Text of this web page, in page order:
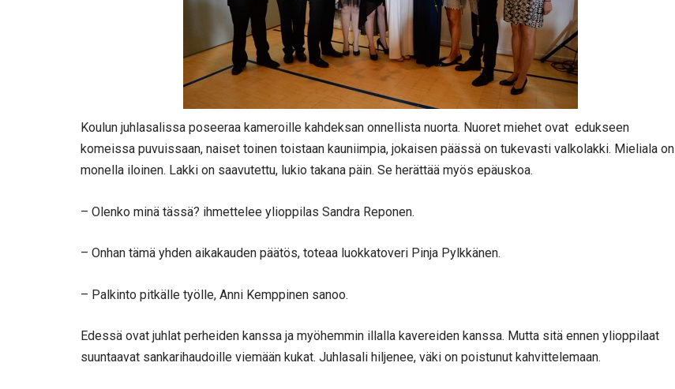
Koulun juhlasalissa poseeraa kameroille kahdeksan onnellista nuorta. Nuoret miehet ovat edukseen
komeissa puvuissaan, naiset toinen toistaan kauniimpia, jokaisen päässä on tukevasti valkolakki. Mieliala on
monella iloinen. Lakki on saavutettu, lukio takana päin. Se herättää myös epäuskoa.
– Olenko minä tässä? ihmettelee ylioppilas Sandra Reponen.
– Onhan tämä yhden aikakauden päätös, toteaa luokkatoveri Pinja Pylkkänen.
– Palkinto pitkälle työlle, Anni Kemppinen sanoo.
Edessä ovat juhlat perheiden kanssa ja myöhemmin illalla kavereiden kanssa. Mutta sitä ennen ylioppilaat
suuntaavat sankarihaudoille viemään kukat. Juhlasali hiljenee, väki on poistunut kahvittelemaan.